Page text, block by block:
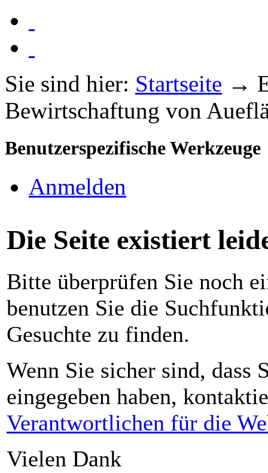
Sie sind hier: Startseite →
Bewirtschaftung von
Benutzerspezifische Werkzeuge
Anmelden
Die Seite existiert
Bitte überprüfen Sie noch
benutzen Sie die
Gesuchte zu finden.
Wenn Sie sicher sind, dass
eingegeben haben,
Verantwortlichen für die
Vielen Dank